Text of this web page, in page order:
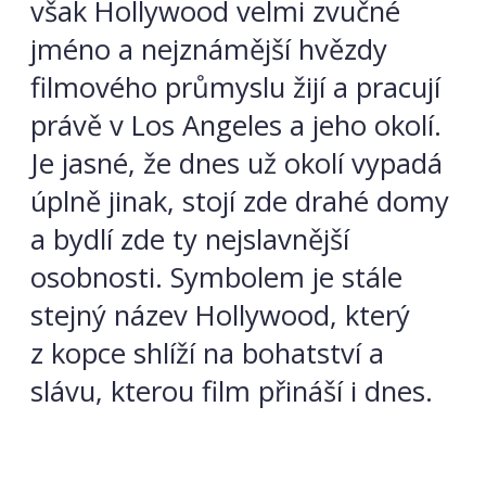
však Hollywood velmi zvučné
jméno a nejznámější hvězdy
filmového průmyslu žijí a pracují
právě v Los Angeles a jeho okolí.
Je jasné, že dnes už okolí vypadá
úplně jinak, stojí zde drahé domy
a bydlí zde ty nejslavnější
osobnosti. Symbolem je stále
stejný název Hollywood, který
z kopce shlíží na bohatství a
slávu, kterou film přináší i dnes.